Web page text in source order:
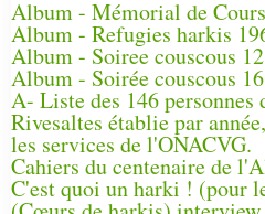
Album - Mémorial de
Album - Refugies harkis
Album - Soiree couscous
Album - Soirée couscous
A- Liste des 146 personnes
Rivesaltes établie par
les services de l'ONACVG.
Cahiers du centenaire de
C'est quoi un harki ! (pour